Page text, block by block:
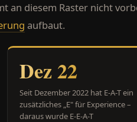
an diesem Raster nicht
aufbaut.
Dez 22
Seit Dezember 2022 hat E-A-T ein
zusätzliches „E" für Experience –
daraus wurde E-E-A-T